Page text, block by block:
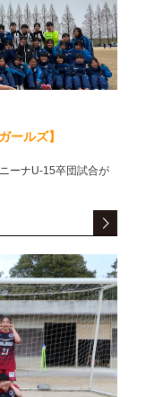
ールズ】
ーナU-15卒団試合が